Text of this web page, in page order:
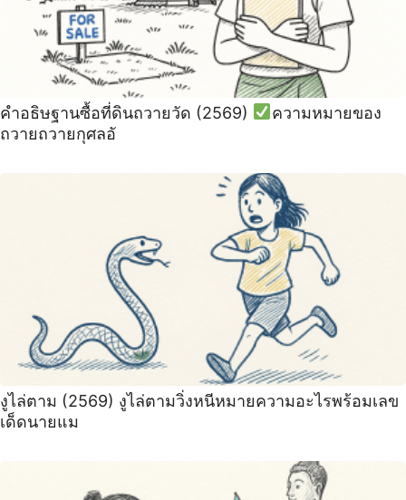
คำอธิษฐานซื้อที่ดินถวายวัด (2569)
ความหมายของ
ถวายถวายกุศลอั
งูไล่ตาม (2569) งูไล่ตามวิ่งหนีหมายความอะไรพร้อมเลข
เด็ดนายแม